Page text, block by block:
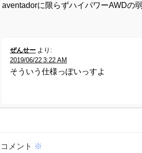
aventadorに限らずハイパワーAWDの
ぜんせー より:
2019/06/22 3:22 AM
そういう仕様っぽいっすよ
コメント ※